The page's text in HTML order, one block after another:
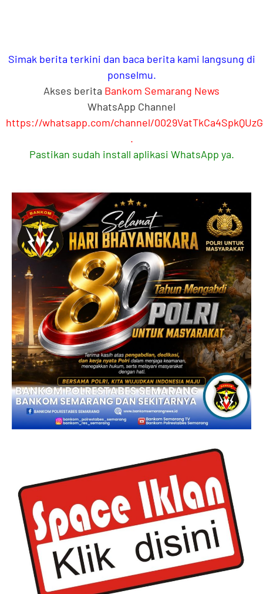
Simak berita terkini dan baca berita kami langsung di
ponselmu.
Akses berita Bankom Semarang News
WhatsApp Channel
https://whatsapp.com/channel/
.
Pastikan sudah install aplikasi WhatsApp ya.